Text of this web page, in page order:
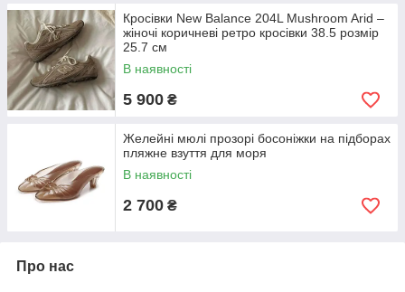
Кросівки New Balance 204L Mushroom Arid –
жіночі коричневі ретро кросівки 38.5 розмір
25.7 см
В наявності
5 900 ₴
Желейні мюлі прозорі босоніжки на підборах
пляжне взуття для моря
В наявності
2 700 ₴
Про нас